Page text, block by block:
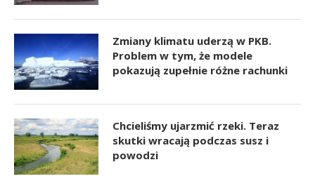
Zmiany klimatu uderzą w PKB.
Problem w tym, że modele
pokazują zupełnie różne rachunki
Chcieliśmy ujarzmić rzeki. Teraz
skutki wracają podczas susz i
powodzi